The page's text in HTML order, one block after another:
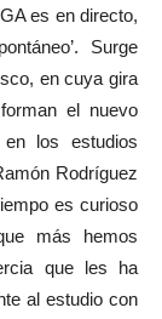
es en directo,
Surge
en cuya gira
el nuevo
los estudios
Rodríguez
es curioso
más hemos
que les ha
al estudio con